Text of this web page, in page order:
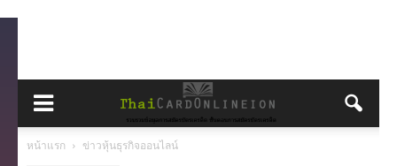
หน้าแรก ข่าวหุ้นธุรกิจออนไลน์